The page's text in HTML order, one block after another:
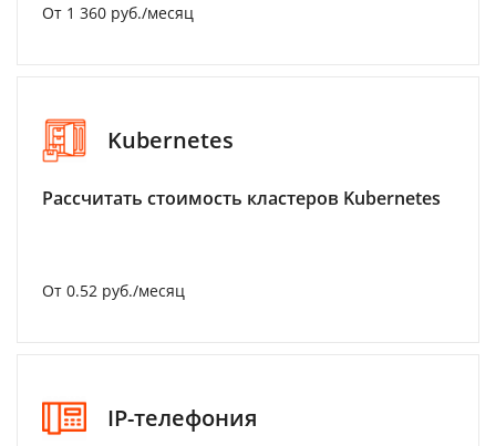
От 1 360 руб./месяц
Kubernetes
Рассчитать стоимость кластеров Kubernetes
От 0.52 руб./месяц
IP-телефония